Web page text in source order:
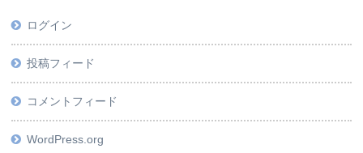
ログイン
投稿フィード
コメントフィード
WordPress.org